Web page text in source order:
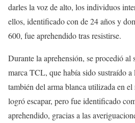
darles la voz de alto, los individuos
ellos, identificado con de 24 años y
600, fue aprehendido tras resistirse.
Durante la aprehensión, se procedió al
marca TCL, que había sido sustraído
también del arma blanca utilizada en
logró escapar, pero fue identificado
aprehendido, gracias a las